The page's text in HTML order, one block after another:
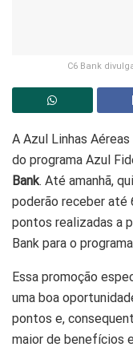
C6 Bank
A Azul Linhas
do programa Azul
Bank. Até amanhã,
poderão receber até
pontos realizadas a
Bank para o
Essa promoção
uma boa
pontos e,
maior de benefícios